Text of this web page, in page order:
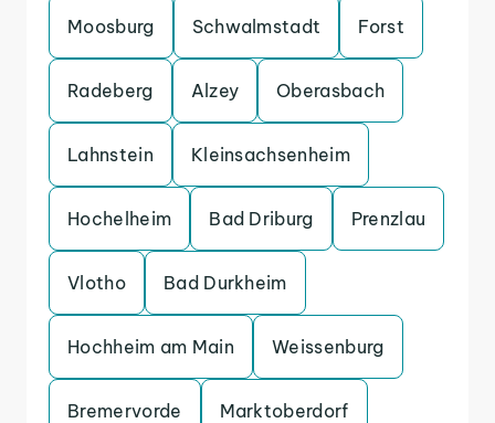
Moosburg Schwalmstadt Forst
Radeberg Alzey Oberasbach
Lahnstein Kleinsachsenheim
Hochelheim Bad Driburg Prenzlau
Vlotho Bad Durkheim
Hochheim am Main Weissenburg
Bremervorde Marktoberdorf